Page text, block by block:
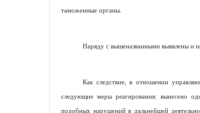
таможенные органы.
Наряду с вышеназванными выявлены и
Как следствие, в отношении
следующие меры реагирования: вынесено
подобных нарушений в дальнейшей